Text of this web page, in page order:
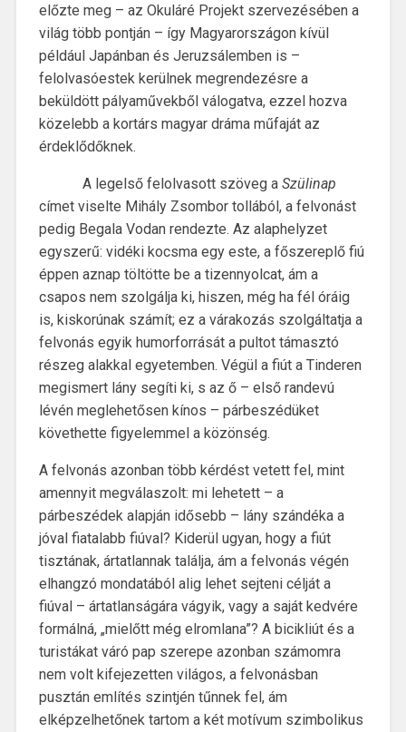
előzte meg – az Okuláré Projekt szervezésében a
világ több pontján – így Magyarországon kívül
például Japánban és Jeruzsálemben is –
felolvasóestek kerülnek megrendezésre a
beküldött pályaművekből válogatva, ezzel hozva
közelebb a kortárs magyar dráma műfaját az
érdeklődőknek.
A legelső felolvasott szöveg a Szülinap
címet viselte Mihály Zsombor tollából, a felvonást
pedig Begala Vodan rendezte. Az alaphelyzet
egyszerű: vidéki kocsma egy este, a főszereplő fiú
éppen aznap töltötte be a tizennyolcat, ám a
csapos nem szolgálja ki, hiszen, még ha fél óráig
is, kiskorúnak számít; ez a várakozás szolgáltatja a
felvonás egyik humorforrását a pultot támasztó
részeg alakkal egyetemben. Végül a fiút a Tinderen
megismert lány segíti ki, s az ő – első randevú
lévén meglehetősen kínos – párbeszédüket
követhette figyelemmel a közönség.
A felvonás azonban több kérdést vetett fel, mint
amennyit megválaszolt: mi lehetett – a
párbeszédek alapján idősebb – lány szándéka a
jóval fiatalabb fiúval? Kiderül ugyan, hogy a fiút
tisztának, ártatlannak találja, ám a felvonás végén
elhangzó mondatából alig lehet sejteni célját a
fiúval – ártatlanságára vágyik, vagy a saját kedvére
formálná, „mielőtt még elromlana”? A bicikliút és a
turistákat váró pap szerepe azonban számomra
nem volt kifejezetten világos, a felvonásban
pusztán említés szintjén tűnnek fel, ám
elképzelhetőnek tartom a két motívum szimbolikus